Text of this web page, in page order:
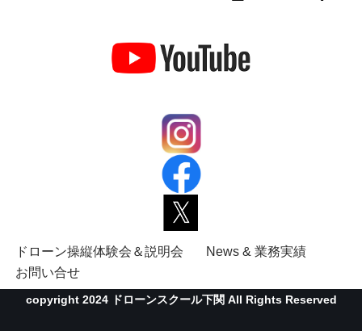
ドローン操縦体験会＆説明会
News & 業務実績
お問い合せ
copyright 2024 ドローンスクール下関 All Rights Reserved